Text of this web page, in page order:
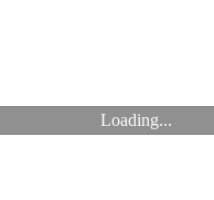
Loading...